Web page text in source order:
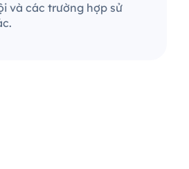
và các trường hợp sử